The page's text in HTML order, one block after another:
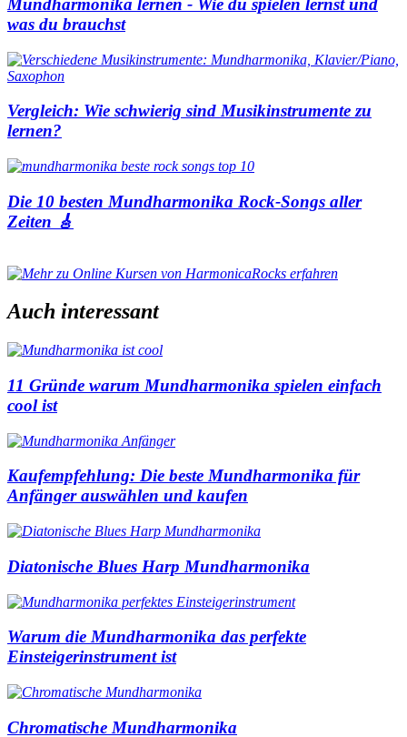
Mundharmonika lernen - Wie du spielen lernst und
was du brauchst
Vergleich: Wie schwierig sind Musikinstrumente zu
lernen?
Die 10 besten Mundharmonika Rock-Songs aller
Zeiten 🎸
Auch interessant
11 Gründe warum Mundharmonika spielen einfach
cool ist
Kaufempfehlung: Die beste Mundharmonika für
Anfänger auswählen und kaufen
Diatonische Blues Harp Mundharmonika
Warum die Mundharmonika das perfekte
Einsteigerinstrument ist
Chromatische Mundharmonika